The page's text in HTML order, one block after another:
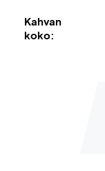
Kahvan
koko: